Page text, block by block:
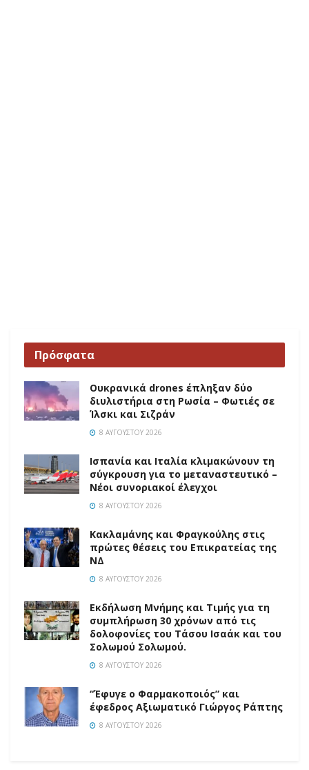
Πρόσφατα
Ουκρανικά drones έπληξαν δύο
διυλιστήρια στη Ρωσία – Φωτιές σε
Ίλσκι και Σιζράν
8 ΑΥΓΟΎΣΤΟΥ 2026
Ισπανία και Ιταλία κλιμακώνουν τη
σύγκρουση για το μεταναστευτικό –
Νέοι συνοριακοί έλεγχοι
8 ΑΥΓΟΎΣΤΟΥ 2026
Κακλαμάνης και Φραγκούλης στις
πρώτες θέσεις του Επικρατείας της
ΝΔ
8 ΑΥΓΟΎΣΤΟΥ 2026
Εκδήλωση Μνήμης και Τιμής για τη
συμπλήρωση 30 χρόνων από τις
δολοφονίες του Τάσου Ισαάκ και του
Σολωμού Σολωμού.
8 ΑΥΓΟΎΣΤΟΥ 2026
“Έφυγε ο Φαρμακοποιός” και
έφεδρος Αξιωματικό Γιώργος Ράπτης
8 ΑΥΓΟΎΣΤΟΥ 2026